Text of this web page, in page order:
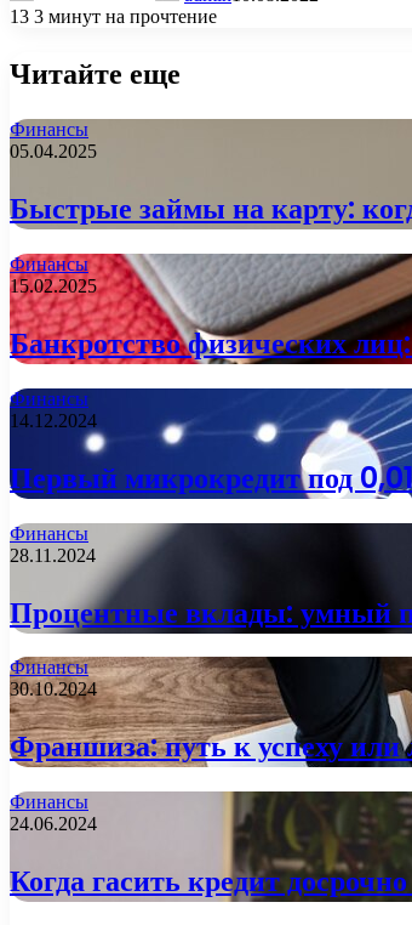
13 3 минут на прочтение
Читайте еще
Финансы
05.04.2025
Быстрые займы на карту:
Финансы
15.02.2025
Банкротство физических
Финансы
14.12.2024
Первый микрокредит под
Финансы
28.11.2024
Процентные вклады: умный
Финансы
30.10.2024
Франшиза: путь к успеху
Финансы
24.06.2024
Когда гасить кредит